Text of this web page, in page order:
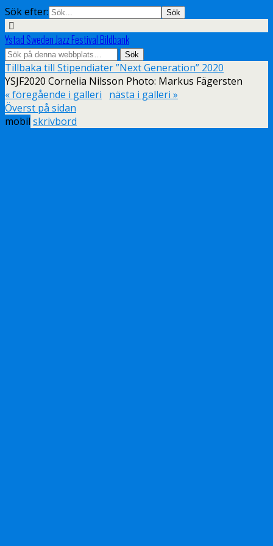
Sök efter:
Ystad Sweden Jazz Festival Bildbank
Tillbaka till Stipendiater ”Next Generation” 2020
YSJF2020 Cornelia Nilsson Photo: Markus Fägersten
« föregående i galleri
nästa i galleri »
Överst på sidan
mobil skrivbord